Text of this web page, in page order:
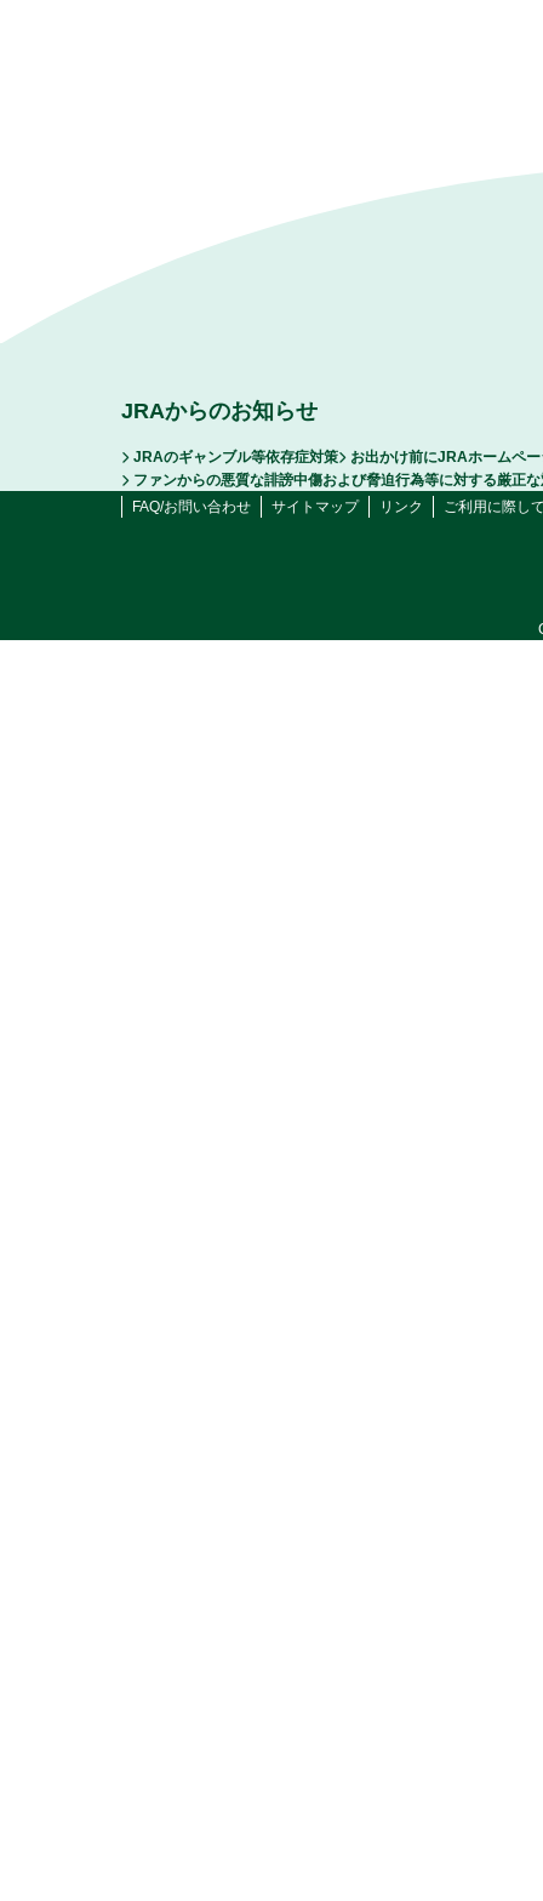
JRAからのお知らせ
JRAのギャンブル等依存症対策
お出かけ前にJRAホームペ
ファンからの悪質な誹謗中傷および脅迫行為等に対する厳正
FAQ/お問い合わせ
サイトマップ リンク ご利用に際し